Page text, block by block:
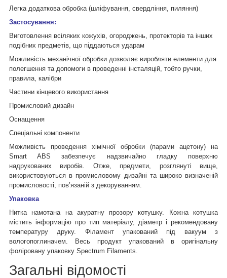
Легка додаткова обробка (шліфування, свердління, пиляння)
Застосування:
Виготовлення всіляких кожухів, огороджень, протекторів та інших
подібних предметів, що піддаються ударам
Можливість механічної обробки дозволяє виробляти елементи для
полегшення та допомоги в проведенні інсталяцій, тобто ручки,
правила, калібри
Частини кінцевого використання
Промисловий дизайн
Оснащення
Спеціальні компоненти
Можливість проведення хімічної обробки (парами ацетону) на
Smart ABS забезпечує надзвичайно гладку поверхню
надрукованих виробів. Отже, предмети, розглянуті вище,
використовуються в промисловому дизайні та широко визначеній
промисловості, пов’язаній з декоруванням.
Упаковка
Нитка намотана на акуратну прозору котушку. Кожна котушка
містить інформацію про тип матеріалу, діаметр і рекомендовану
температуру друку. Філамент упакований під вакуум з
вологопоглиначем. Весь продукт упакований в оригінальну
фоліровану упаковку Spectrum Filaments.
Загальні відомості